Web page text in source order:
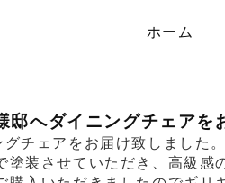
ホーム
邸へダイニングチェアを
チェアをお届け致しました
装させていただき、高級感